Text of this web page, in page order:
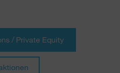
/ Private Equity